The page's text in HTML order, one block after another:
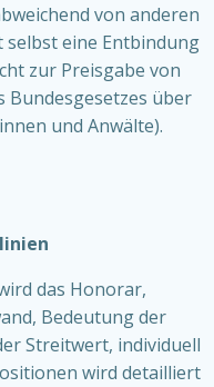
von anderen
eine Entbindung
zur Preisgabe von
Bundesgesetzes über
und Anwälte).
das Honorar,
Bedeutung der
Streitwert, individuell
wird detailliert